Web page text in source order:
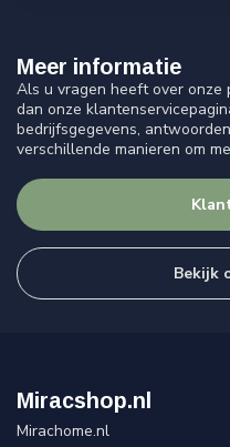
Meer informatie
Als u vragen heeft over onze
dan onze
bedrijfsgegevens,
verschillende manieren om
Bekijk
Miracshop.nl
Mirachome.nl